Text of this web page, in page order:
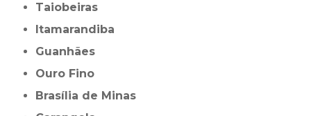
Taiobeiras
Itamarandiba
Guanhães
Ouro Fino
Brasília de Minas